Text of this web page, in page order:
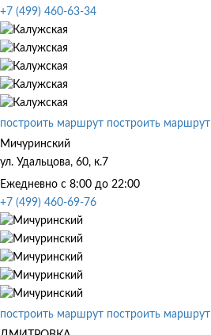
+7 (499) 460-63-34
построить маршрут построить маршрут
Мичуринский
ул. Удальцова, 60, к.7
Ежедневно с 8:00 до 22:00
+7 (499) 460-69-76
построить маршрут построить маршрут